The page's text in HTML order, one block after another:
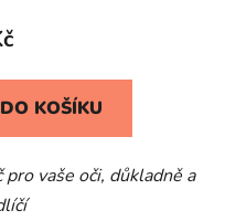
DO KOŠÍKU
vaše oči, důkladně a